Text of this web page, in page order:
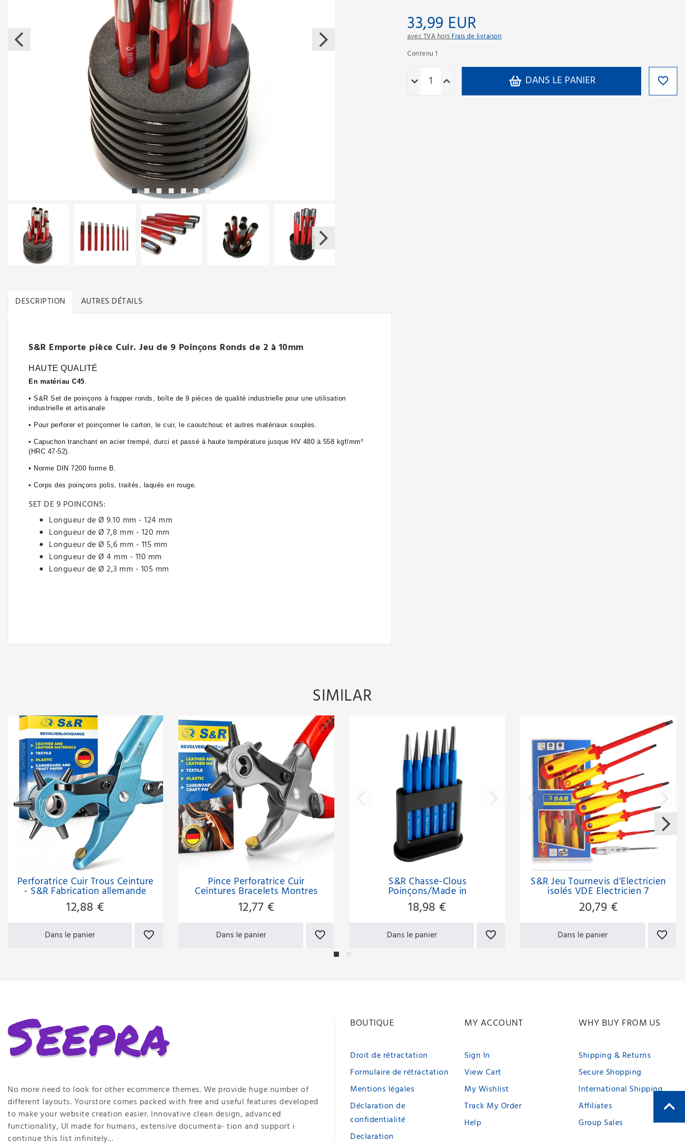
33,99 EUR
avec TVA horsFrais de livraison
Contenu 1
DANS LE PANIER
DESCRIPTION AUTRES DÉTAILS
S&R Emporte pièce Cuir. Jeu de 9 Poinçons Ronds de 2 à 10mm
HAUTE QUALITÉ
En matériau C45
• S&R Set de poinçons à frapper ronds, boîte de 9 pièces de qualité industrielle pour une utilisation
industrielle et artisanale
• Pour perforer et poinçonner le carton, le cuir, le caoutchouc et autres matériaux souples.
• Capuchon tranchant en acier trempé, durci et passé à haute température jusque HV 480 à 558 kgf/mm²
(HRC 47-52).
• Norme DIN 7200 forme B.
• Corps des poinçons polis, traités, laqués en rouge.
SET DE 9 POINCONS:
Longueur de Ø 9.10 mm - 124 mm
Longueur de Ø 7,8 mm - 120 mm
Longueur de Ø 5,6 mm - 115 mm
Longueur de Ø 4 mm - 110 mm
Longueur de Ø 2,3 mm - 105 mm
SIMILAR
Perforatrice Cuir Trous Ceinture
- S&R Fabrication allemande
12,88 €
Dans le panier
Pince Perforatrice Cuir
Ceintures Bracelets Montres
S&R Made in Germany
12,77 €
Dans le panier
S&R Chasse-Clous
Poinçons/Made in
Germany/Acier au chrome
vanadium haute résistance 1, 2,
mm
18,98 €
Dans le panier
S&R Jeu Tournevis d'Electricien
isolés VDE Electricien 7
pièces,avec Tournevis testeur.
Qualité professionnelle
20,79 €
Dans le panier
No more need to look for other ecommerce themes. We provide huge number of
different layouts. Yourstore comes packed with free and useful features developed
to make your website creation easier. Innovative clean design, advanced
functionality, UI made for humans, extensive documenta- tion and support i
continue this list infinitely...
BOUTIQUE
Droit de rétractation
Formulaire de rétractation
Mentions légales
Déclaration de
confidentialité
Declaration
MY ACCOUNT
Sign In
View Cart
My Wishlist
Track My Order
Help
WHY BUY FROM US
Shipping & Returns
Secure Shopping
International Shipping
Affiliates
Group Sales